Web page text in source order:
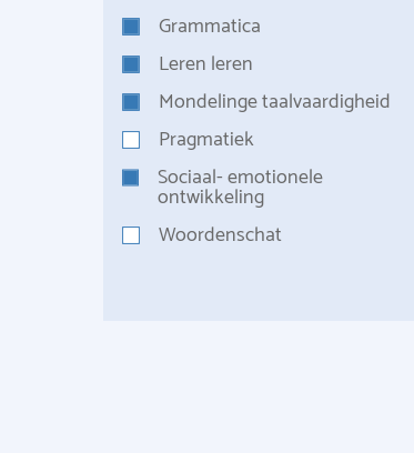
Grammatica
Leren leren
Mondelinge taalvaardigheid
Pragmatiek
Sociaal- emotionele
ontwikkeling
Woordenschat